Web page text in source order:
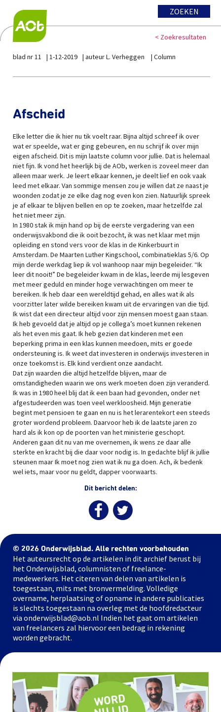
ZOEKEN
< Zoekresultaten
blad nr 11 1-12-2019 auteur L. Verheggen Column
Afscheid
Elke letter die ik hier nu tik voelt raar. Bijna altijd schreef ik over
wat er speelde, wat er ging gebeuren, en nu schrijf ik over mijn
eigen afscheid. Dit is mijn laatste column voor jullie. Dat is helemaal
niet fijn. Ik vond het heerlijk bij de AOb, werken is zoveel meer dan
alleen maar werk. Je leert elkaar kennen, je deelt lief en ook vaak
leed met elkaar. Van sommige mensen zou je willen dat ze naast je
woonden zodat je ze elke dag nog even kon zien. Natuurlijk spreek
je af elkaar te blijven bellen en op te zoeken, maar hetzelfde zal
het niet meer zijn.
In 1980 stak ik mijn hand op bij de eerste vergadering van een
onderwijsvakbond die ik ooit bezocht, ik was net klaar met mijn
opleiding en stond vers voor de klas in de Kinkerbuurt in
Amsterdam. De Maarten Luther Kingschool, combinatieklas 5/6. Op
mijn derde werkdag liep ik vol wanhoop naar mijn begeleider. “Ik
leer dit nooit!” De begeleider kwam in de klas, leerde mij lesgeven
met meer geduld en minder hoge verwachtingen om meer te
bereiken. Ik heb daar een wereldtijd gehad, en alles wat ik als
voorzitter later wilde bereiken kwam uit de ervaringen van die tijd.
Ik wist dat een directeur altijd voor zijn mensen moest gaan staan.
Ik heb gevoeld dat je altijd op je collega’s moet kunnen rekenen
als het even mis gaat. Ik heb gezien dat kinderen met een
beperking prima in een klas kunnen meedoen, mits er goede
ondersteuning is. Ik weet dat investeren in onderwijs investeren in
onze toekomst is. Elk kind verdient onze aandacht.
Dat zijn waarden die altijd hetzelfde blijven, maar de
omstandigheden waarin we ons werk moeten doen zijn veranderd.
Ik was in 1980 heel blij dat ik een baan had gevonden, onder net
afgestudeerden was toen veel werkloosheid. Mijn generatie
begint met pensioen te gaan en nu is het lerarentekort een steeds
groter wordend probleem. Daarvoor heb ik de laatste jaren zo
hard als ik kon op de poorten van het ministerie geschopt.
Anderen gaan dit nu van me overnemen, ik wens ze daar alle
sterkte en kracht bij die daar voor nodig is. In gedachte blijf ik jullie
steunen maar Ik moet nog zien wat ik nu ga doen. Ach, ik bedenk
wel iets, maar voor nu geldt, dapper voorwaarts.
Dit bericht delen:
© 2026 Onderwijsblad. Alle rechten voorbehouden
Het auteursrecht op de artikelen in dit archief berust bij
het Onderwijsblad, columnisten of freelance-
medewerkers. Het citeren van delen van artikelen is
toegestaan, mits met bronvermelding. Volledige
overname, herplaatsing of opname in andere publicaties
is slechts toegestaan na overleg met de hoofdredacteur
via onderwijsblad@aob.nl Indien het gaat om artikelen
van freelancers zal hiervoor een bedrag in rekening
worden gebracht.